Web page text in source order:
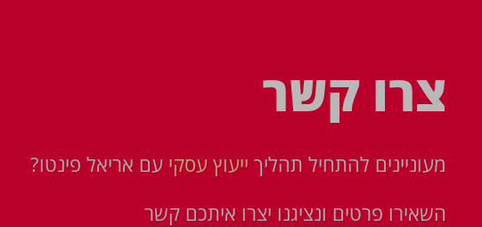
צרו קשר
מעוניינים להתחיל תהליך ייעוץ עסקי עם אריאל פינטו?
השאירו פרטים ונציגנו יצרו איתכם קשר